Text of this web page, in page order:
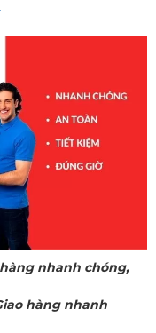
nhanh chóng,
hàng nhanh